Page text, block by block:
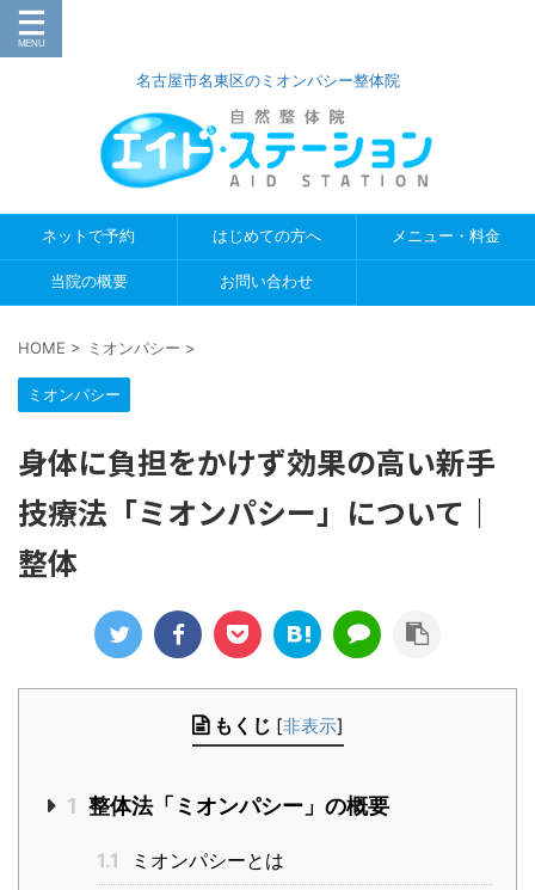
名古屋市名東区のミオンパシー整体院
ネットで予約 はじめての方へ メニュー・料金
当院の概要 お問い合わせ
HOME > ミオンパシー >
ミオンパシー
身体に負担をかけず効果の高い新手
技療法「ミオンパシー」について｜
整体
もくじ [非表示]
1 整体法「ミオンパシー」の概要
1.1 ミオンパシーとは